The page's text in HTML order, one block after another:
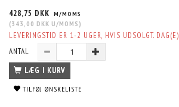
428,75 DKK M/MOMS
(343,00 DKK U/MOMS )
LEVERINGSTID ER 1-2 UGER, HVIS UDSOLGT. DAG(E)
ANTAL
LÆG I KURV
TILFØJ ØNSKELISTE